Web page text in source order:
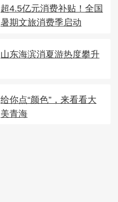
超4.5亿元消费补贴！全国
暑期文旅消费季启动
山东海滨消夏游热度攀升
给你点“颜色”，来看看大
美青海